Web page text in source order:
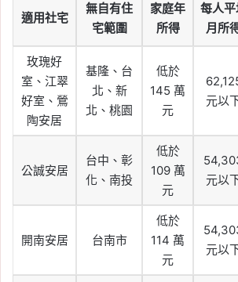
適用社宅
無自有住
宅範圍
家庭年
所得
每人平
月所
玫瑰好
室、江翠
好室、鶯
陶安居
基隆、台
北、新
北、桃園
低於
145 萬
元
元以
公誠安居
台中、彰
化、南投
低於
109 萬
元
元以
開南安居 台南市
低於
114 萬
元
元以